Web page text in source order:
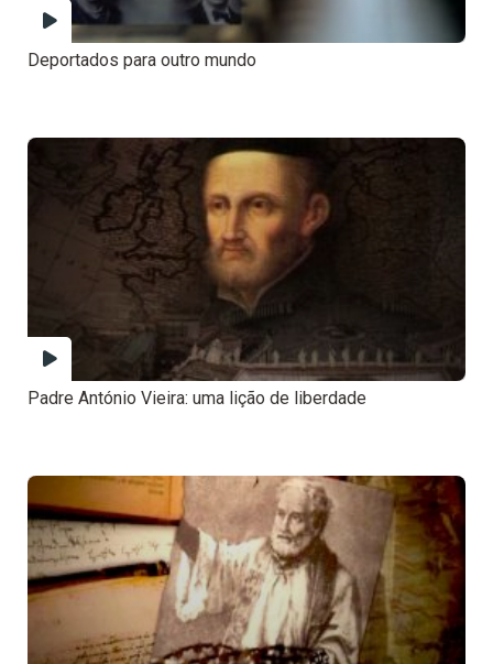
Deportados para outro mundo
Padre António Vieira: uma lição de liberdade